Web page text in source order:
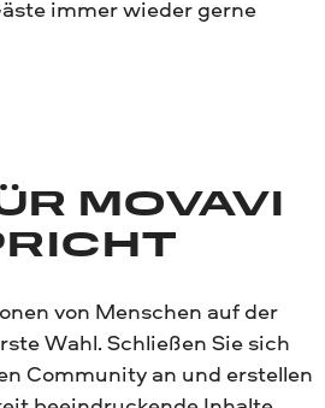
immer wieder gerne
MOVAVI
von Menschen auf der
Wahl. Schließen Sie sich
Community an und erstellen